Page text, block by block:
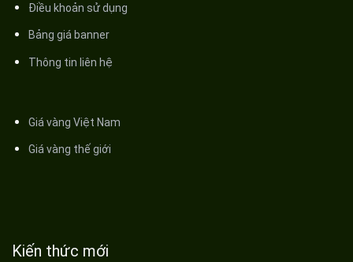
Điều khoản sử dụng
Bảng giá banner
Thông tin liên hệ
Giá vàng Việt Nam
Giá vàng thế giới
Kiến thức mới